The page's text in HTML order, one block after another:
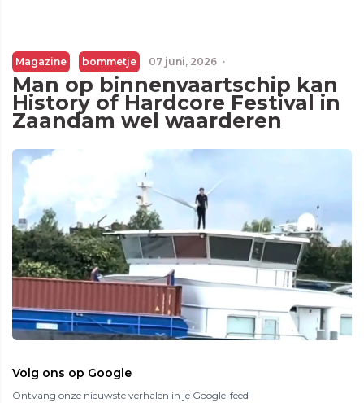
Magazine bommetje 07 juni, 2026 ·
Man op binnenvaartschip kan
History of Hardcore Festival in
Zaandam wel waarderen
Volg ons op Google
Ontvang onze nieuwste verhalen in je Google-feed